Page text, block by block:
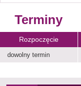
Terminy
Rozpoczęcie
dowolny termin